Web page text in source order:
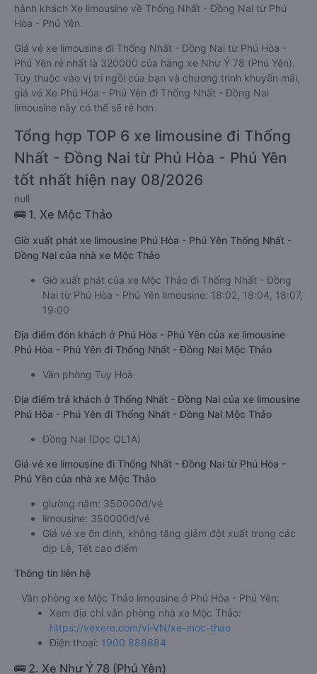
hành khách Xe limousine về Thống Nhất - Đồng Nai từ Phú
Hòa - Phú Yên.
Giá vé xe limousine đi Thống Nhất - Đồng Nai từ Phú Hòa -
Phú Yên rẻ nhất là 320000 của hãng xe Như Ý 78 (Phú Yên).
Tùy thuộc vào vị trí ngồi của bạn và chương trình khuyến mãi,
giá vé Xe Phú Hòa - Phú Yên đi Thống Nhất - Đồng Nai
limousine này có thể sẽ rẻ hơn
Tổng hợp TOP 6 xe limousine đi Thống
Nhất - Đồng Nai từ Phú Hòa - Phú Yên
tốt nhất hiện nay 08/2026
null
🚌 1. Xe Mộc Thảo
Giờ xuất phát xe limousine Phú Hòa - Phú Yên Thống Nhất -
Đồng Nai của nhà xe Mộc Thảo
Giờ xuất phát của xe Mộc Thảo đi Thống Nhất - Đồng
Nai từ Phú Hòa - Phú Yên limousine: 18:02, 18:04, 18:07,
19:00
Địa điểm đón khách ở Phú Hòa - Phú Yên của xe limousine
Phú Hòa - Phú Yên đi Thống Nhất - Đồng Nai Mộc Thảo
Văn phòng Tuy Hoà
Địa điểm trả khách ở Thống Nhất - Đồng Nai của xe limousine
Phú Hòa - Phú Yên đi Thống Nhất - Đồng Nai Mộc Thảo
Đồng Nai (Dọc QL1A)
Giá vé xe limousine đi Thống Nhất - Đồng Nai từ Phú Hòa -
Phú Yên của nhà xe Mộc Thảo
giường nằm: 350000đ/vé
limousine: 350000đ/vé
Giá vé xe ổn định, không tăng giảm đột xuất trong các
dịp Lễ, Tết cao điểm
Thông tin liên hệ
Văn phòng xe Mộc Thảo limousine ở Phú Hòa - Phú Yên:
Xem địa chỉ văn phòng nhà xe Mộc Thảo:
https://vexere.com/vi-VN/xe-moc-thao
Điện thoại: 1900 888684
🚌 2. Xe Như Ý 78 (Phú Yên)